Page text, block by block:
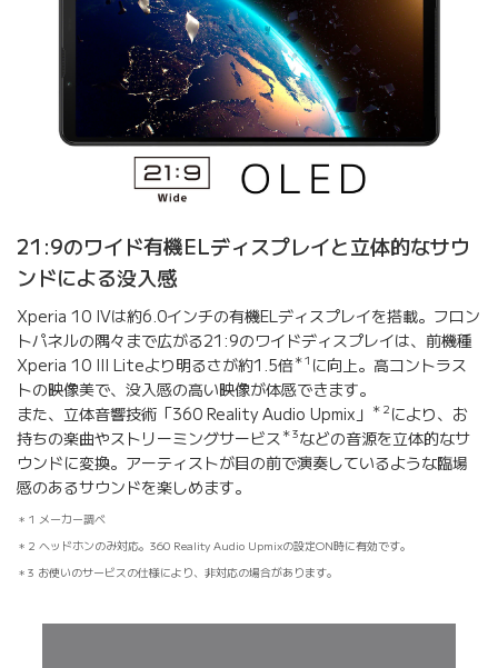
21:9のワイド有機ELディスプレイと立体的なサウ
ンドによる没入感
Xperia 10 IVは約6.0インチの有機ELディスプレイを搭載。フロン
トパネルの隅々まで広がる21:9のワイドディスプレイは、前機種
Xperia 10 III Liteより明るさが約1.5倍＊1 に向上。高コントラス
トの映像美で、没入感の高い映像が体感できます。
また、立体音響技術「360 Reality Audio Upmix」
＊2 により、お
持ちの楽曲やストリーミングサービス ＊3などの音源を立体的なサ
ウンドに変換。アーティストが目の前で演奏しているような臨場
感のあるサウンドを楽しめます。
1 メーカー調べ
2 ヘッドホンのみ対応。360 Reality Audio Upmixの設定ON時に有効です。
3 お使いのサービスの仕様により、非対応の場合があります。